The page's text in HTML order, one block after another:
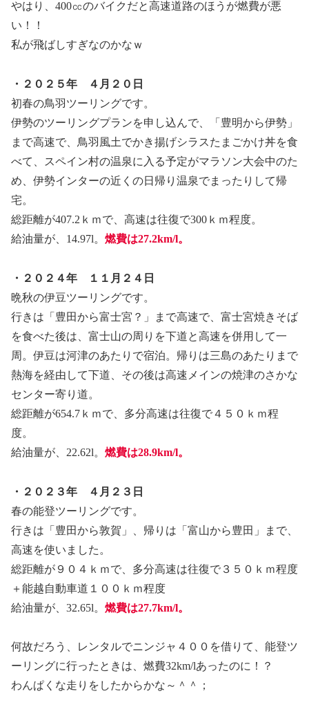
やはり、400㏄のバイクだと高速道路のほうが燃費が悪
い！！
私が飛ばしすぎなのかなｗ
・２０２５年 ４月２０日
初春の鳥羽ツーリングです。
伊勢のツーリングプランを申し込んで、「豊明から伊勢」
まで高速で、鳥羽風土でかき揚げシラスたまごかけ丼を食
べて、スペイン村の温泉に入る予定がマラソン大会中のた
め、伊勢インターの近くの日帰り温泉でまったりして帰
宅。
総距離が407.2ｋｍで、高速は往復で300ｋｍ程度。
給油量が、14.97l。 燃費は27.2km/l。
・２０２４年 １１月２４日
晩秋の伊豆ツーリングです。
行きは「豊田から富士宮？」まで高速で、富士宮焼きそば
を食べた後は、富士山の周りを下道と高速を併用して一
周。伊豆は河津のあたりで宿泊。帰りは三島のあたりまで
熱海を経由して下道、その後は高速メインの焼津のさかな
センター寄り道。
総距離が654.7ｋｍで、多分高速は往復で４５０ｋｍ程
度。
給油量が、22.62l。 燃費は28.9km/l。
・２０２３年 ４月２３日
春の能登ツーリングです。
行きは「豊田から敦賀」、帰りは「富山から豊田」まで、
高速を使いました。
総距離が９０４ｋｍで、多分高速は往復で３５０ｋｍ程度
＋能越自動車道１００ｋｍ程度
給油量が、32.65l。 燃費は27.7km/l。
何故だろう、レンタルでニンジャ４００を借りて、能登ツ
ーリングに行ったときは、燃費32km/lあったのに！？
わんぱくな走りをしたからかな～＾＾；